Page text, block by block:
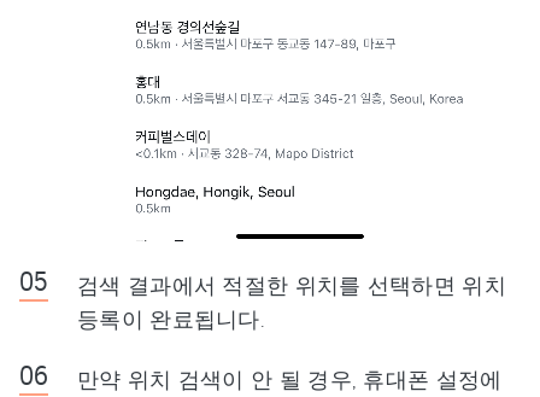
검색 결과에서 적절한 위치를 선택하면 위치
등록이 완료됩니다.
만약 위치 검색이 안 될 경우, 휴대폰 설정에